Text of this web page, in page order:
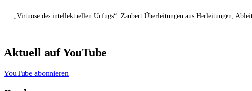
„Virtuose des intellektuellen Unfugs“. Zaubert Überleitungen aus Herleitungen,
Aktuell auf YouTube
YouTube abonnieren